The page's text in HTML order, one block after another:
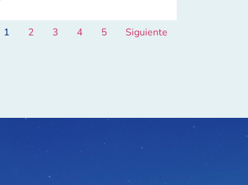
1 2 3 4 5 Siguiente